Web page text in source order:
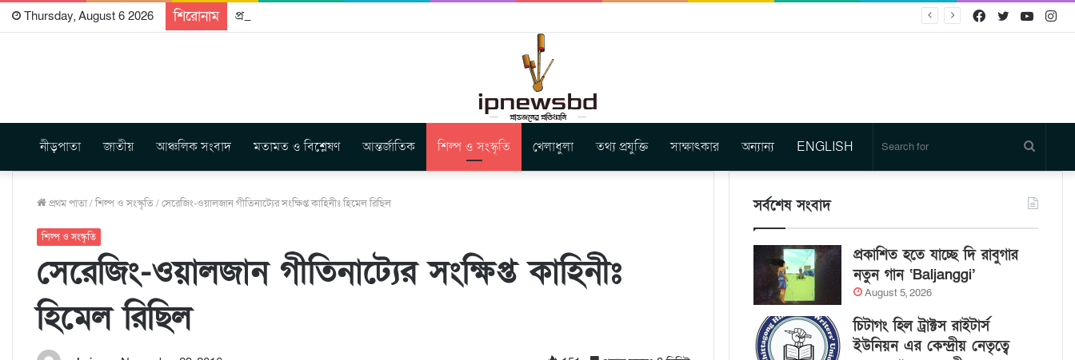
Thursday, August 6 2026 শিরোনাম প্রকাশিত হতে যাচ্ছে দি রাবুগার নতুন গান ‘Baljanggi’ Twitter
Facebook
নীড়পাতা জাতীয় আঞ্চলিক সংবাদ মতামত ও বিশ্লেষণ আন্তর্জাতিক শিল্প ও সংস্কৃতি খেলাধুলা তথ্য প্রযুক্তি সাক্ষাৎকার অন্যান্য ENGLISH
for
প্রথম পাতা/শিল্প ও সংস্কৃতি/সেরেজিং-ওয়ালজান গীতিনাট্যের সংক্ষিপ্ত কাহিনীঃ হিমেল রিছিল
শিল্প ও সংস্কৃতি
সেরেজিং-ওয়ালজান গীতিনাট্যের সংক্ষিপ্ত কাহিনীঃ
হিমেল রিছিল
সর্বশেষ সংবাদ
প্রকাশিত হতে যাচ্ছে দি রাবুগার
নতুন গান ‘Baljanggi’
August 5, 2026
চিটাগং হিল ট্রাক্টস রাইটার্স
ইউনিয়ন এর কেন্দ্রীয় নেতৃত্বে